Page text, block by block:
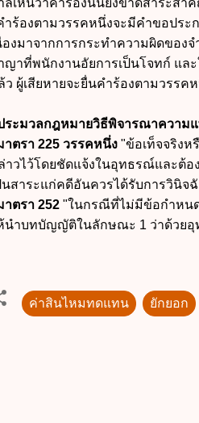
ลเห็นว่าคำร้องนั้นยังขาดสาระสำ
ำร้องตามวรรคหนึ่งจะมีคำขอปร
องมาจากการกระทำความผิดของ
ญาที่พนักงานอัยการเป็นโจทก์ แล
ว ผู้เสียหายจะยื่นคำร้องตามวรร
ระมวลกฎหมายวิธีพิจารณาความ
าตรา 225 วรรคหนึ่ง "ข้อเท็จจริง
าวไว้โดยชัดแจ้งในอุทธรณ์และต้
นสาระแก่คดีอันควรได้รับการวินิจ
าตรา 252 "ในกรณีที่ไม่มีข้อกำหนด
นำบทบัญญัติในลักษณะ 1 ว่าด้วย
ค่าสินไหมทดแทน ยักยอก